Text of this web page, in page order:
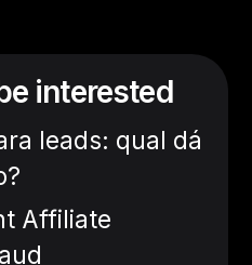
interested
leads: qual dá
Affiliate